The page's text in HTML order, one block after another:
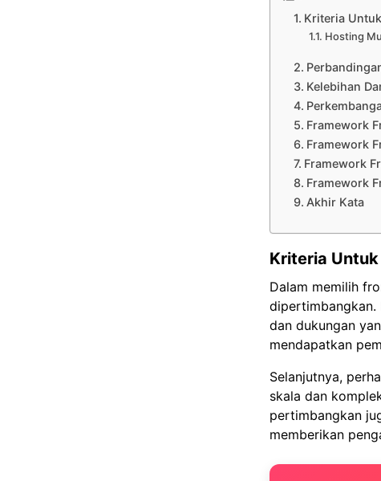
Kriteria
Hosting
Kelebihan
Framework
Framework
Framework
Framework
Akhir Kata
Kriteria
Dalam memilih
dan dukungan
mendapatkan
Selanjutnya,
skala dan
pertimbangkan
memberikan